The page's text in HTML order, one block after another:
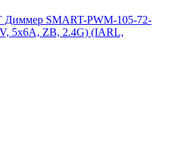
SMART-PWM-105-72-
5x6A, ZB, 2.4G) (IARL,